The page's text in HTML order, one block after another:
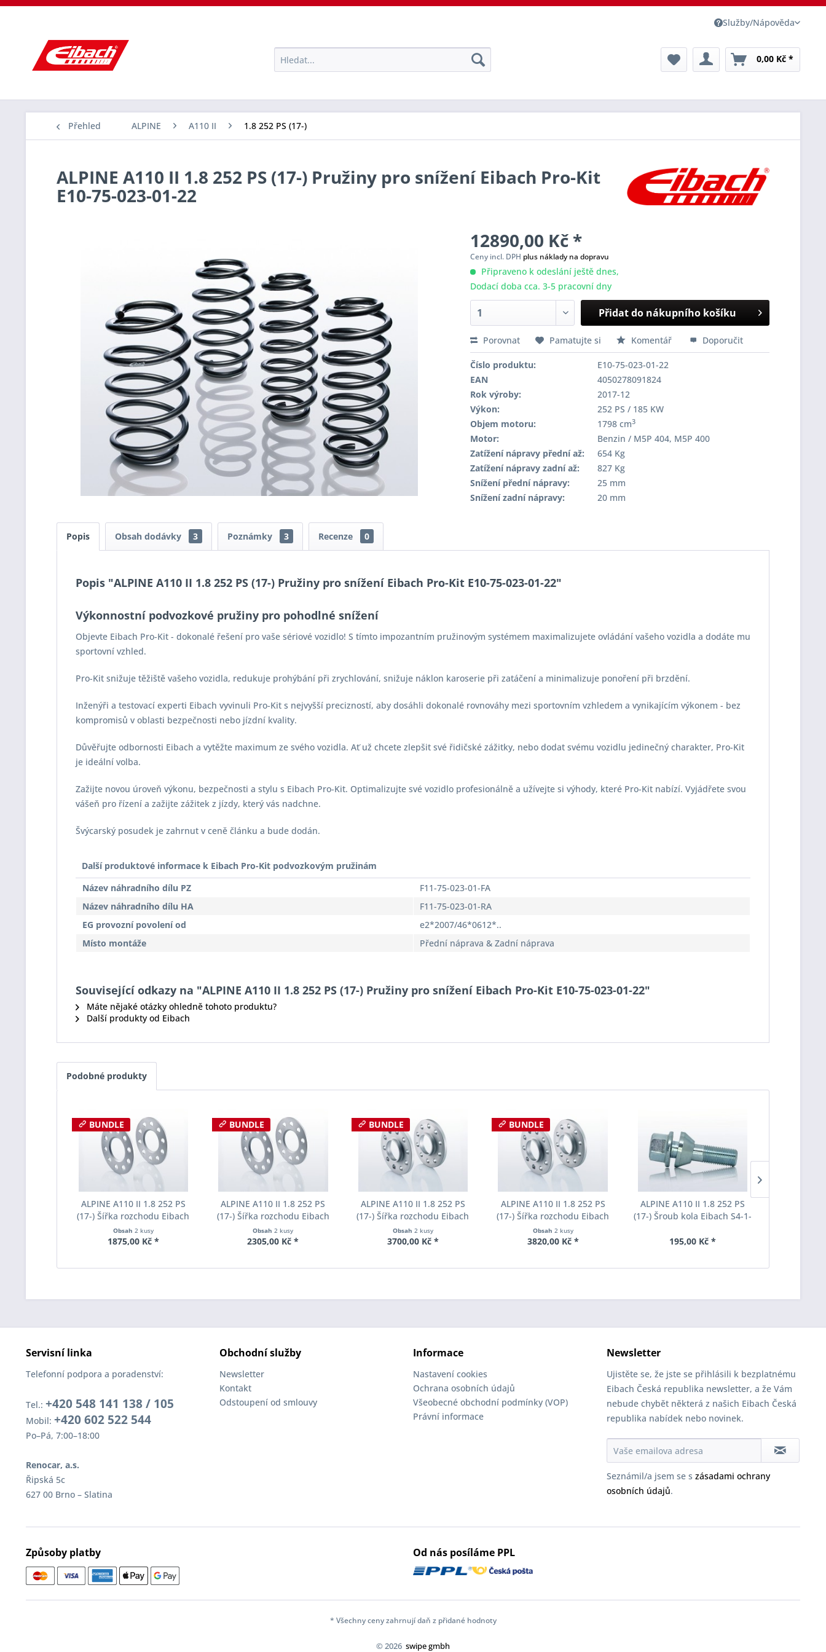
Služby/Nápověda
0,00 Kč *
Přehled ALPINE A110 II 1.8 252 PS (17-)
ALPINE A110 II 1.8 252 PS (17-) Pružiny pro snížení Eibach Pro-Kit
E10-75-023-01-22
12890,00 Kč *
Ceny incl. DPH plus náklady na dopravu
Připraveno k odeslání ještě dnes,
Dodací doba cca. 3-5 pracovní dny
Přidat do nákupního košíku
Porovnat Pamatujte si Komentář Doporučit
Číslo produktu:
E10-75-023-01-22
EAN
4050278091824
Rok výroby:
2017-12
Výkon:
252 PS / 185 KW
Objem motoru:
1798 cm3
Motor:
Benzin / M5P 404, M5P 400
Zatížení nápravy přední až:
654 Kg
Zatížení nápravy zadní až:
827 Kg
Snížení přední nápravy:
25 mm
Snížení zadní nápravy:
20 mm
Popis Obsah dodávky 3 Poznámky 3 Recenze 0
Popis "ALPINE A110 II 1.8 252 PS (17-) Pružiny pro snížení Eibach Pro-Kit E10-75-023-01-22"
Výkonnostní podvozkové pružiny pro pohodlné snížení
Objevte Eibach Pro-Kit - dokonalé řešení pro vaše sériové vozidlo! S tímto impozantním pružinovým systémem maximalizujete ovládání vašeho vozidla a dodáte mu
sportovní vzhled.
Pro-Kit snižuje těžiště vašeho vozidla, redukuje prohýbání při zrychlování, snižuje náklon karoserie při zatáčení a minimalizuje ponoření při brzdění.
Inženýři a testovací experti Eibach vyvinuli Pro-Kit s nejvyšší precizností, aby dosáhli dokonalé rovnováhy mezi sportovním vzhledem a vynikajícím výkonem - bez
kompromisů v oblasti bezpečnosti nebo jízdní kvality.
Důvěřujte odbornosti Eibach a vytěžte maximum ze svého vozidla. Ať už chcete zlepšit své řidičské zážitky, nebo dodat svému vozidlu jedinečný charakter, Pro-Kit
je ideální volba.
Zažijte novou úroveň výkonu, bezpečnosti a stylu s Eibach Pro-Kit. Optimalizujte své vozidlo profesionálně a užívejte si výhody, které Pro-Kit nabízí. Vyjádřete svou
vášeň pro řízení a zažijte zážitek z jízdy, který vás nadchne.
Švýcarský posudek je zahrnut v ceně článku a bude dodán.
Další produktové informace k Eibach Pro-Kit podvozkovým pružinám
Název náhradního dílu PZ
F11-75-023-01-FA
Název náhradního dílu HA
F11-75-023-01-RA
EG provozní povolení od
e2*2007/46*0612*..
Místo montáže
Přední náprava & Zadní náprava
Související odkazy na "ALPINE A110 II 1.8 252 PS (17-) Pružiny pro snížení Eibach Pro-Kit E10-75-023-01-22"
Máte nějaké otázky ohledně tohoto produktu?
Další produkty od Eibach
Podobné produkty
BUNDLE
ALPINE A110 II 1.8 252 PS
(17-) Šířka rozchodu Eibach
Pro-Spacer S90-1-05-032
System1 Tloušťka 5mm
Obsah 2 kusy
1875,00 Kč *
BUNDLE
ALPINE A110 II 1.8 252 PS
(17-) Šířka rozchodu Eibach
Pro-Spacer S90-1-07-006
System1 Tloušťka 7mm
Obsah2 kusy
2305,00 Kč *
BUNDLE
ALPINE A110 II 1.8 252 PS
(17-) Šířka rozchodu Eibach
Pro-Spacer S90-2-14-002
System2 Tloušťka 14mm
Obsah 2 kusy
3700,00 Kč *
BUNDLE
ALPINE A110 II 1.8 252 PS
(17-) Šířka rozchodu Eibach
Pro-Spacer S90-2-16-011
System2 Tloušťka 16mm
Obsah 2 kusy
3820,00 Kč *
ALPINE A110 II 1.8 252 PS
(17-) Šroub kola Eibach S4-1-
SW17 pozinkovaný Originální
195,00 Kč *
Servisní linka
Telefonní podpora a poradenství:
Tel.: +420 548 141 138 / 105
Mobil: +420 602 522 544
Po–Pá, 7:00–18:00
Renocar, a.s.
Řipská 5c
627 00 Brno – Slatina
Obchodní služby
Newsletter
Kontakt
Odstoupení od smlouvy
Informace
Nastavení cookies
Ochrana osobních údajů
Všeobecné obchodní podmínky (VOP)
Právní informace
Newsletter
Ujistěte se, že jste se přihlásili k bezplatnému
Eibach Česká republika newsletter, a že Vám
nebude chybět některá z našich Eibach Česká
republika nabídek nebo novinek.
Seznámil/a jsem se s zásadami ochrany
osobních údajů.
Způsoby platby Od nás posíláme PPL
* Všechny ceny zahrnují daň z přidané hodnoty
© 2026 swipe gmbh